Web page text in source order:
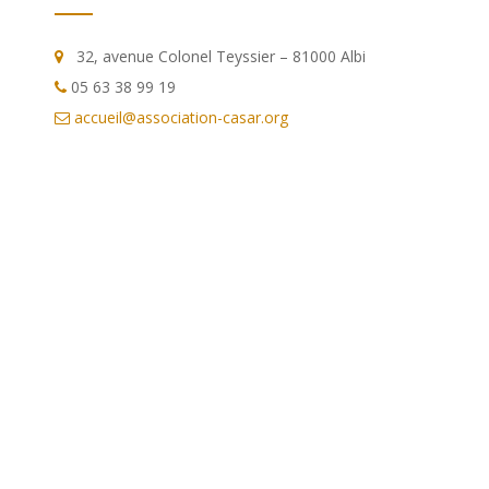
32, avenue Colonel Teyssier – 81000 Albi
05 63 38 99 19
accueil@association-casar.org